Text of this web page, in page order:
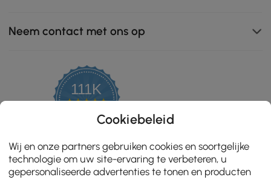
Neem contact met ons op
111K
4.8
rating
ZERTIFIZIERTE BEWERTUNGEN
Cookiebeleid
Wij en onze partners gebruiken cookies en soortgelijke
technologie om uw site-ervaring te verbeteren, u
gepersonaliseerde advertenties te tonen en producten